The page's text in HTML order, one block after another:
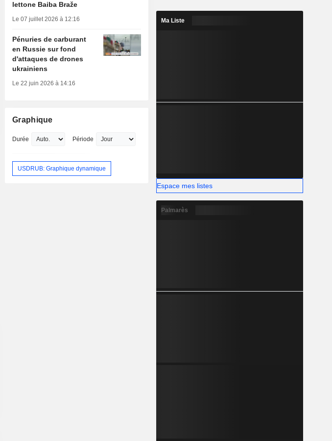
lettone Baiba Braže
Le 07 juillet 2026 à 12:16
Pénuries de carburant
en Russie sur fond
d'attaques de drones
ukrainiens
Le 22 juin 2026 à 14:16
Graphique
Durée Période
USDRUB: Graphique dynamique
Ma Liste
Espace mes listes
Palmarès